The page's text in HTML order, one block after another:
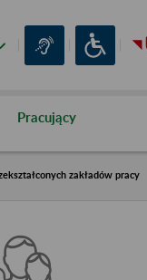
Pracujący
zakładów pracy